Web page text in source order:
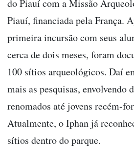
do Piauí com a Missão
Piauí, financiada pela França.
primeira incursão com seus
cerca de dois meses, foram
100 sítios arqueológicos. Daí
mais as pesquisas, envolvendo
renomados até jovens recém-
Atualmente, o Iphan já
sítios dentro do parque.